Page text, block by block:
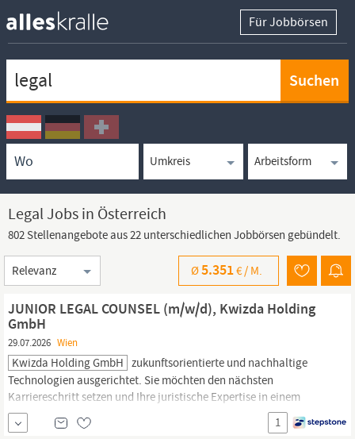
Für Jobbörsen
Ortssuche
Umkreissuche
Arbeitsform
Legal Jobs in Österreich
802 Stellenangebote aus 22 unterschiedlichen Jobbörsen gebündelt.
Sortierung
Ø5.351€ / M.
JUNIOR LEGAL COUNSEL (m/w/d), Kwizda Holding
GmbH
29.07.2026 Wien
Kwizda Holding GmbH zukunftsorientierte und nachhaltige
Technologien ausgerichtet. Sie möchten den nächsten
Karriereschritt setzen und Ihre juristische Expertise in einem
internationalen Unternehmensumfeld einbringen? Dann werden
Sie Teil unseresLegal-Teams
im Kwizda Headquarter in Wien und
1